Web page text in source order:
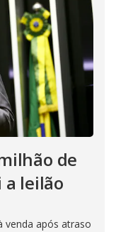
de
a leilão
venda após atraso